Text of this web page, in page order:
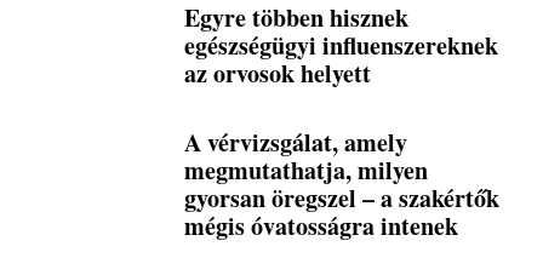
Egyre többen hisznek
egészségügyi influenszereknek
az orvosok helyett
A vérvizsgálat, amely
megmutathatja, milyen
gyorsan öregszel – a szakértők
mégis óvatosságra intenek